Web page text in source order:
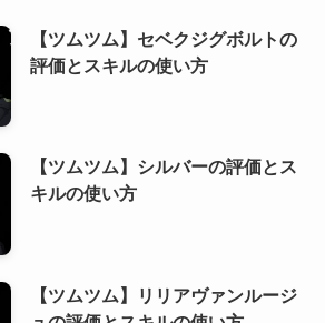
【ツムツム】セベクジグボルトの
評価とスキルの使い方
【ツムツム】シルバーの評価とス
キルの使い方
【ツムツム】リリアヴァンルージ